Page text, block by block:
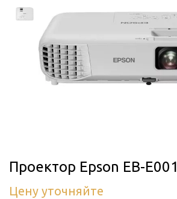
Проектор Epson EB-E001
Цену уточняйте